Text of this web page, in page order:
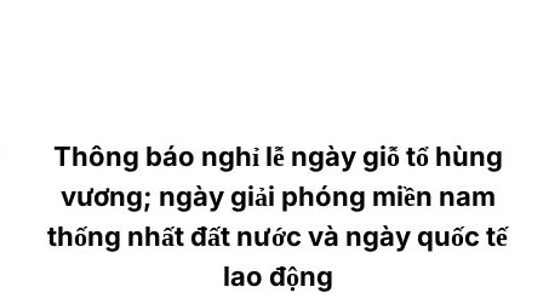
Thông báo nghỉ lễ ngày giỗ tổ hùng
vương; ngày giải phóng miền nam
thống nhất đất nước và ngày quốc tế
lao động